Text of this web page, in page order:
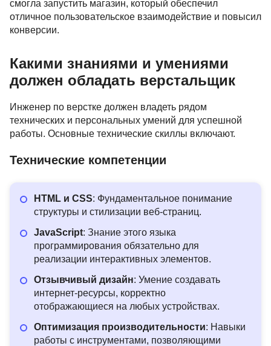
смогла запустить магазин, который обеспечил
отличное пользовательское взаимодействие и повысил
конверсии.
Какими знаниями и умениями
должен обладать верстальщик
Инженер по верстке должен владеть рядом
технических и персональных умений для успешной
работы. Основные технические скиллы включают.
Технические компетенции
HTML и CSS: Фундаментальное понимание
структуры и стилизации веб-страниц.
JavaScript: Знание этого языка
программирования обязательно для
реализации интерактивных элементов.
Отзывчивый дизайн: Умение создавать
интернет-ресурсы, корректно
отображающиеся на любых устройствах.
Оптимизация производительности: Навыки
работы с инструментами, позволяющими